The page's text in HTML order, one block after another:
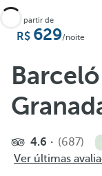
Adicionar aos
Ver mais fotos e
A partir de
629/noite
4.6 (687)
Ver últimas